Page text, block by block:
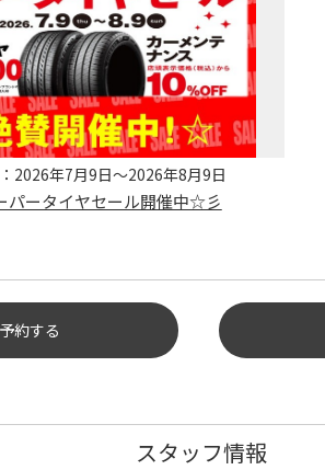
2026年7月9日～2026年8月9日
ータイヤセール開催中☆彡
予約する
スタッフ情報